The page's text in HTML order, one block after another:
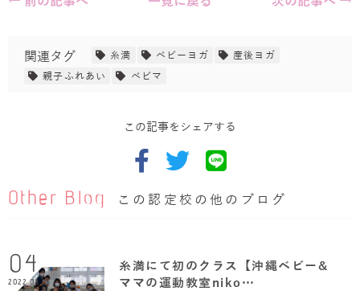
関連タグ 糸満 ベビーヨガ
産後ヨガ
親子ふれあい
ベビマ
この記事をシェアする
Other Blog この認定校の他のブログ
04
2022.08
糸満にて初のクラス【沖縄ベビー&
ママの運動教室niko…